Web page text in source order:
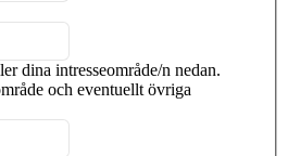
dina intresseområde/n nedan.
och eventuellt övriga